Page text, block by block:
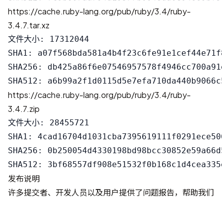
https://cache.ruby-lang.org/pub/ruby/3.4/ruby-
3.4.7.tar.xz
文件大小: 17312044
SHA1:
SHA256:
https://cache.ruby-lang.org/pub/ruby/3.4/ruby-
3.4.7.zip
文件大小: 28455721
SHA1:
SHA256:
发布说明
许多提交者、开发人员以及用户提供了问题报告，帮助我们